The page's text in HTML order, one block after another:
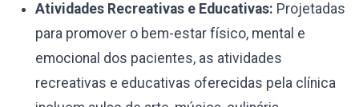
Atividades Recreativas e Educativas: Projetadas
para promover o bem-estar físico, mental e
emocional dos pacientes, as atividades
recreativas e educativas oferecidas pela clínica